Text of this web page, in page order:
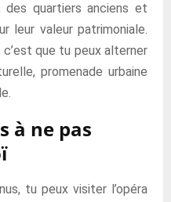
quartiers anciens et
leur valeur patrimoniale.
que tu peux alterner
promenade urbaine
à ne pas
tu peux visiter l’opéra